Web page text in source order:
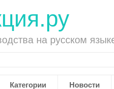
на русском
Категории Новости